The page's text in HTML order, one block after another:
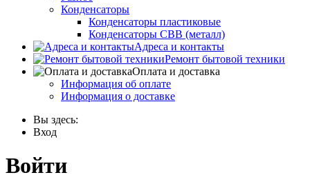
Конденсаторы
Конденсаторы пластиковые
Конденсаторы CBB (металл)
Адреса и контакты
Ремонт бытовой техники
Оплата и доставка
Информация об оплате
Информация о доставке
Вы здесь:
Вход
Войти